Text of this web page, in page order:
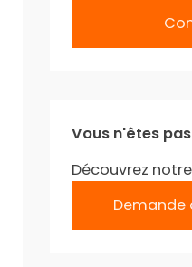
Vous n'êtes
Découvrez
Demande